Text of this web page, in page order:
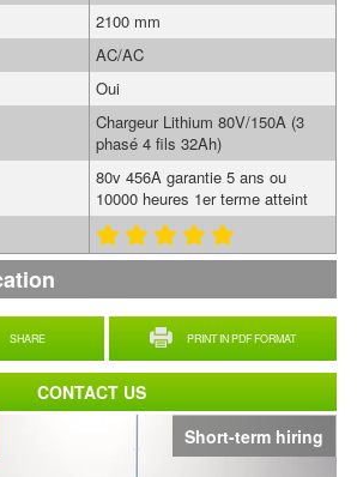
Short-term hiring
SHARE PRINT IN PDF FORMAT
2100 mm
AC/AC
Oui
Chargeur Lithium 80V/150A (3
phasé 4 fils 32Ah)
80v 456A garantie 5 ans ou
10000 heures 1er terme atteint
CONTACT US